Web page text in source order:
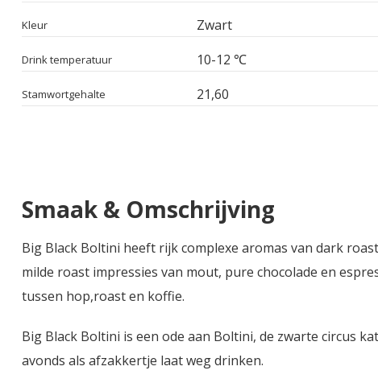
Kleur Zwart
Drink temperatuur 10-12 ℃
Stamwortgehalte 21,60
Smaak & Omschrijving
Big Black Boltini heeft rijk complexe aromas van dark
milde roast impressies van mout, pure chocolade en
tussen hop,roast en koffie.
Big Black Boltini is een ode aan Boltini, de zwarte circus
avonds als afzakkertje laat weg drinken.